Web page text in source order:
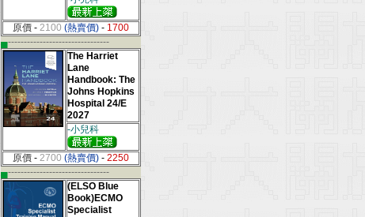
原價 - 2100 (熱賣價) - 1700
▄--------------------------------
The Harriet
Lane
Handbook: The
Johns Hopkins
Hospital 24/E
2027
-小兒科
原價 - 2700 (熱賣價) - 2250
▄--------------------------------
(ELSO Blue
Book)ECMO
Specialist